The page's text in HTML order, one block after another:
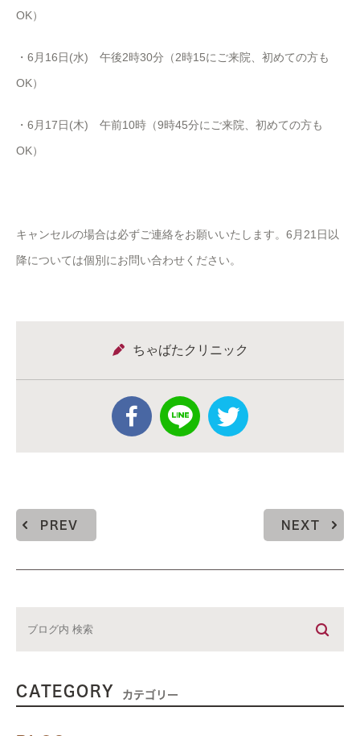
OK）
・6月16日(水) 午後2時30分（2時15にご来院、初めての方も
OK）
・6月17日(木) 午前10時（9時45分にご来院、初めての方も
OK）
キャンセルの場合は必ずご連絡をお願いいたします。6月21日以
降については個別にお問い合わせください。
ちゃばたクリニック
PREV NEXT
CATEGORY カテゴリー